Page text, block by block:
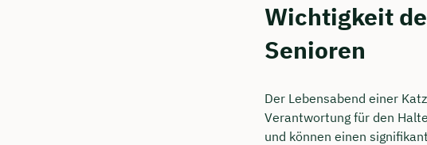
Wichtigkeit
Senioren
Der Lebensabend einer
Verantwortung für den
und können einen